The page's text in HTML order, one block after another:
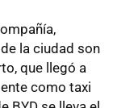
la ciudad son
que llegó a
como taxi